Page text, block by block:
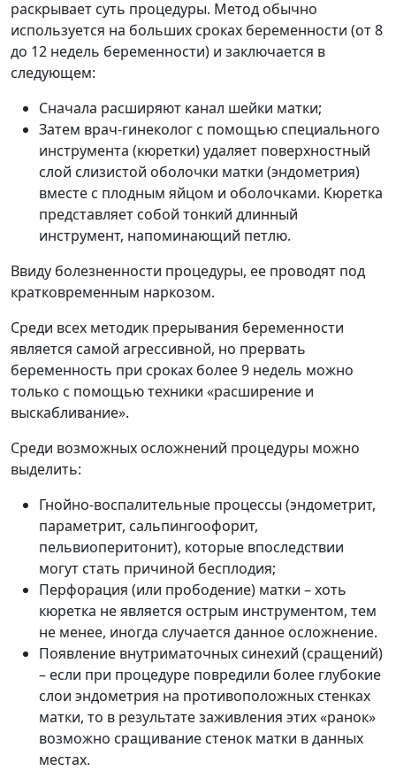
раскрывает суть процедуры. Метод обычно
используется на больших сроках беременности (от 8
до 12 недель беременности) и заключается в
следующем:
Cначала расширяют канал шейки матки;
Затем врач-гинеколог с помощью специального
инструмента (кюретки) удаляет поверхностный
слой слизистой оболочки матки (эндометрия)
вместе с плодным яйцом и оболочками. Кюретка
представляет собой тонкий длинный
инструмент, напоминающий петлю.
Ввиду болезненности процедуры, ее проводят под
кратковременным наркозом.
Среди всех методик прерывания беременности
является самой агрессивной, но прервать
беременность при сроках более 9 недель можно
только с помощью техники «расширение и
выскабливание».
Среди возможных осложнений процедуры можно
выделить:
Гнойно-воспалительные процессы (эндометрит,
параметрит, сальпингоофорит,
пельвиоперитонит), которые впоследствии
могут стать причиной бесплодия;
Перфорация (или прободение) матки – хоть
кюретка не является острым инструментом, тем
не менее, иногда случается данное осложнение.
Появление внутриматочных синехий (сращений)
– если при процедуре повредили более глубокие
слои эндометрия на противоположных стенках
матки, то в результате заживления этих «ранок»
возможно сращивание стенок матки в данных
местах.